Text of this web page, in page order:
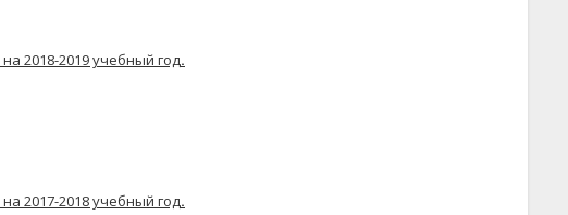
на 2018-2019 учебный год.
на 2017-2018 учебный год.